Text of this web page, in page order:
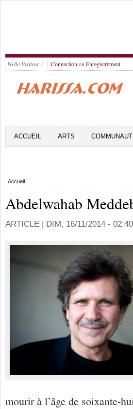
Hello Visiteur ! Connection ou Enregistrement
ACCUEIL ARTS
Accueil
Abdelwahab
ARTICLE | DIM, 16/11/2014 - 02:40
mourir à l’âge de soixante-